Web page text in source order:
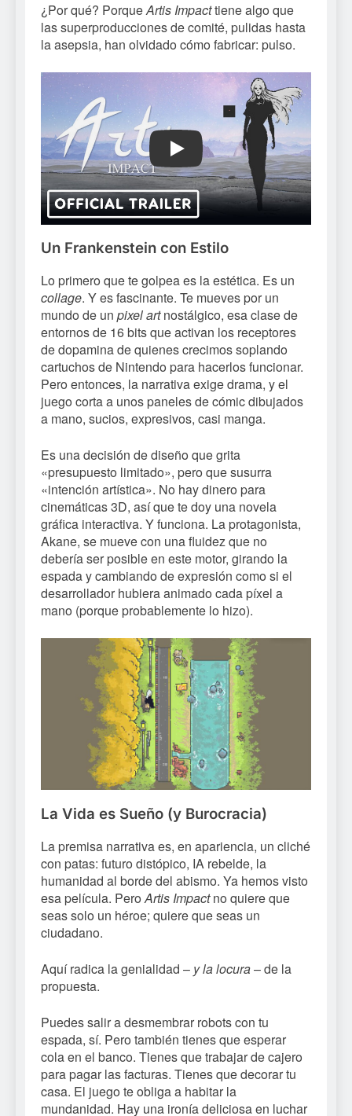
¿Por qué? PorqueArtis Impacttiene algo que
las superproducciones de comité, pulidas hasta
la asepsia, han olvidado cómo fabricar: pulso.
Play
Un Frankenstein con Estilo
Lo primero que te golpea es la estética. Es un
collage. Y es fascinante. Te mueves por un
mundo de un pixel artnostálgico, esa clase de
entornos de 16 bits que activan los receptores
de dopamina de quienes crecimos soplando
cartuchos de Nintendo para hacerlos funcionar.
Pero entonces, la narrativa exige drama, y el
juego corta a unos paneles de cómic dibujados
a mano, sucios, expresivos, casi manga.
Es una decisión de diseño que grita
«presupuesto limitado», pero que susurra
«intención artística». No hay dinero para
cinemáticas 3D, así que te doy una novela
gráfica interactiva. Y funciona. La protagonista,
Akane, se mueve con una fluidez que no
debería ser posible en este motor, girando la
espada y cambiando de expresión como si el
desarrollador hubiera animado cada píxel a
mano (porque probablemente lo hizo).
La Vida es Sueño (y Burocracia)
La premisa narrativa es, en apariencia, un cliché
con patas: futuro distópico, IA rebelde, la
humanidad al borde del abismo. Ya hemos visto
esa película. PeroArtis Impactno quiere que
seas solo un héroe; quiere que seas un
ciudadano.
Aquí radica la genialidad – y la locura– de la
propuesta.
Puedes salir a desmembrar robots con tu
espada, sí. Pero también tienes que esperar
cola en el banco. Tienes que trabajar de cajero
para pagar las facturas. Tienes que decorar tu
casa. El juego te obliga a habitar la
mundanidad. Hay una ironía deliciosa en luchar